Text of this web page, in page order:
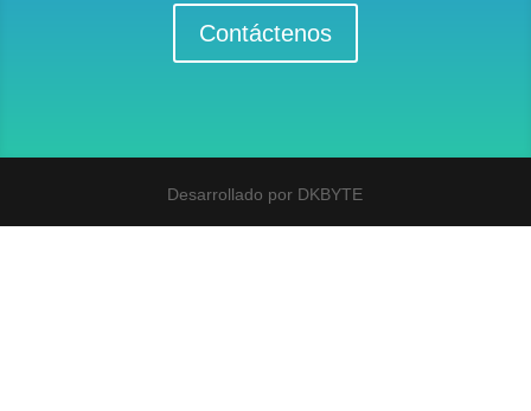
Contáctenos
Desarrollado por DKBYTE